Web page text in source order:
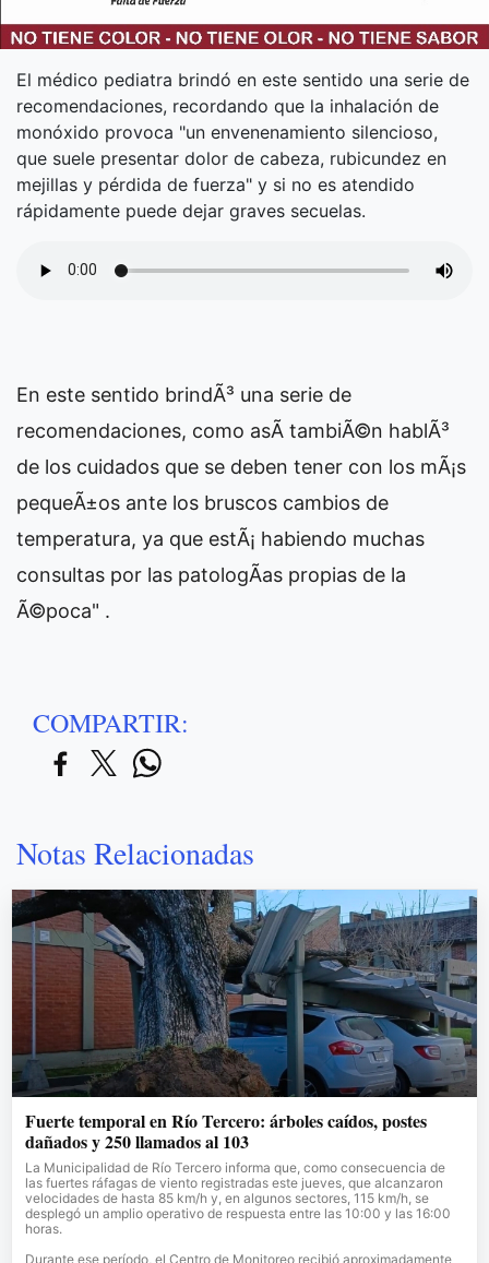
El médico pediatra brindó en este sentido una serie de
recomendaciones, recordando que la inhalación de
monóxido provoca "un envenenamiento silencioso,
que suele presentar dolor de cabeza, rubicundez en
mejillas y pérdida de fuerza" y si no es atendido
rápidamente puede dejar graves secuelas.
En este sentido brindÃ³ una serie de
recomendaciones, como asÃ­ tambiÃ©n hablÃ³
de los cuidados que se deben tener con los mÃ¡s
pequeÃ±os ante los bruscos cambios de
temperatura, ya que estÃ¡ habiendo muchas
consultas por las patologÃ­as propias de la
Ã©poca" .
COMPARTIR:
Notas Relacionadas
Fuerte temporal en Río Tercero: árboles caídos, postes
dañados y 250 llamados al 103
La Municipalidad de Río Tercero informa que, como consecuencia de
las fuertes ráfagas de viento registradas este jueves, que alcanzaron
velocidades de hasta 85 km/h y, en algunos sectores, 115 km/h, se
desplegó un amplio operativo de respuesta entre las 10:00 y las 16:00
horas.
Durante ese período, el Centro de Monitoreo recibió aproximadamente